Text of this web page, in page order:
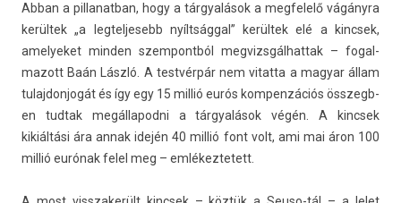
Abban a pil­lanat­ban, hogy a tárgyalások a meg­felelő vágányra
kerültek „a leg­teljesebb nyíltsággal” kerültek elé a kincsek,
amelyeket mind­en szem­pontból meg­vizsgál­hattak – fogal­
mazott Baán László. A testvérpár nem vitat­ta a magyar állam
tulaj­donjogát és így egy 15 millió eurós kom­penzációs összegb­
en tud­tak megál­lapod­ni a tárgyalások végén. A kincsek
kikiáltási ára annak idején 40 millió font volt, ami mai áron 100
millió eurónak felel meg – em­lékez­tetett.